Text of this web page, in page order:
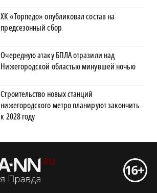
ХК «Торпедо» опубликовал состав на
предсезонный сбор
Очередную атаку БПЛА отразили над
Нижегородской областью минувшей ночью
Строительство новых станций
нижегородского метро планируют закончить
к 2028 году